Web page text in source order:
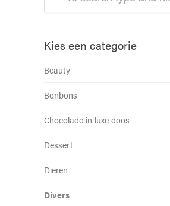
Kies een categorie
Beauty
Bonbons
Chocolade in luxe doos
Dessert
Dieren
Divers